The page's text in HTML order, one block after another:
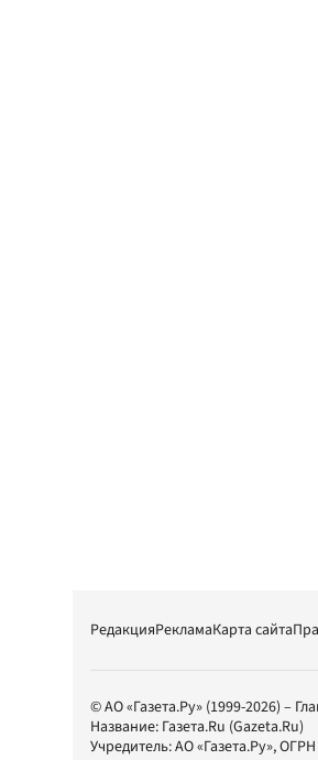
РедакцияРекламаКарта сайта
© АО «Газета.Ру» (1999-2026) –
Название: Газета.Ru (Gazeta.Ru)
Учредитель:АО «Газета.Ру», ОГРН